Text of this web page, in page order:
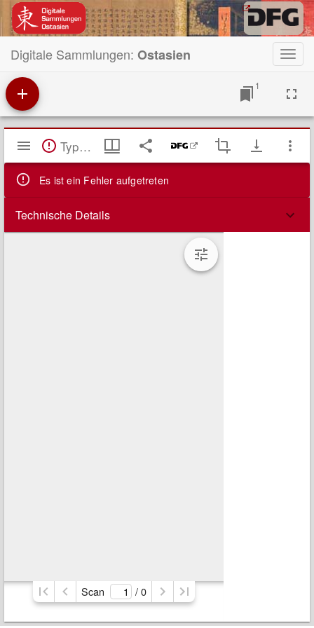
Digitale Sammlungen: Ostasien
1
Mirador
Viewer TypeError: Failed to fetch
Es ist ein Fehler aufgetreten
Technische Details
Scan / 0